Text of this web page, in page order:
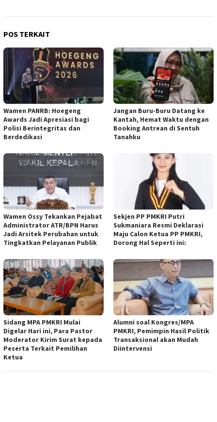
POS TERKAIT
Wamen PANRB: Hoegeng
Awards Jadi Apresiasi bagi
Polisi Berintegritas dan
Berdedikasi
Jangan Buru-Buru Datang ke
Kantah, Hemat Waktu dengan
Booking Antrean di Sentuh
Tanahku
Wamen Ossy Tekankan Pejabat
Administrator ATR/BPN Harus
Jadi Arsitek Perubahan untuk
Tingkatkan Pelayanan Publik
Sekjen PP PMKRI Putri
Sukmaniara Resmi Deklarasi
Maju Calon Ketua PP PMKRI,
Dorong Hal Seperti ini:
Sidang MPA PMKRI Mulai
Digelar Hari ini, Para Pastor
Moderator Kirim Surat kepada
Peserta Terkait Pemilihan
Ketua
Alumni soal Kongres/MPA
PMKRI, Pemimpin Hasil Politik
Transaksional akan Mudah
Diintervensi